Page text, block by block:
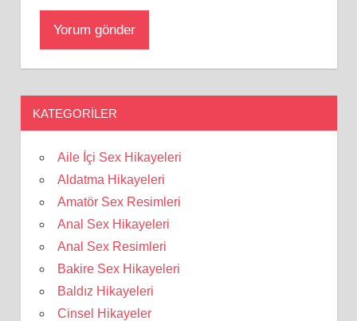
KATEGORILER
Aile İçi Sex Hikayeleri
Aldatma Hikayeleri
Amatör Sex Resimleri
Anal Sex Hikayeleri
Anal Sex Resimleri
Bakire Sex Hikayeleri
Baldız Hikayeleri
Cinsel Hikayeler